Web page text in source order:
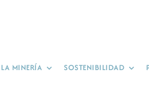
LA MINERÍA SOSTENIBILIDAD